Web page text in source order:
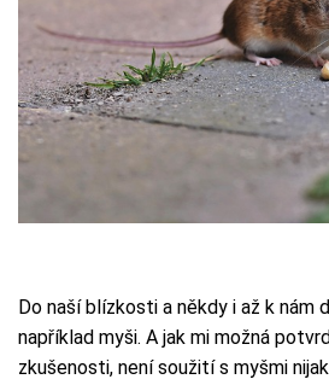
Do naší blízkosti a někdy i až k nám
například myši. A jak mi možná
zkušenosti, není soužití s myšmi